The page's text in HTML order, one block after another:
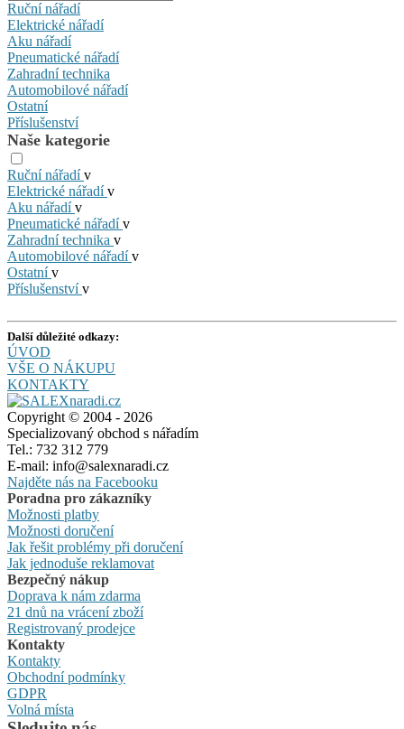
Ruční nářadí
Elektrické nářadí
Aku nářadí
Pneumatické nářadí
Zahradní technika
Automobilové nářadí
Ostatní
Příslušenství
Naše kategorie
Ruční nářadív
Elektrické nářadív
Aku nářadív
Pneumatické nářadív
Zahradní technika v
Automobilové nářadív
Ostatnív
Příslušenstvív
Další důležité odkazy:
ÚVOD
VŠE O NÁKUPU
KONTAKTY
Copyright © 2004 - 2026
Specializovaný obchod s nářadím
Tel.: 732 312 779
E-mail: info@salexnaradi.cz
Najděte nás na Facebooku
Poradna pro zákazníky
Možnosti platby
Možnosti doručení
Jak řešit problémy při doručení
Jak jednoduše reklamovat
Bezpečný nákup
Doprava k nám zdarma
21 dnů na vrácení zboží
Registrovaný prodejce
Kontakty
Kontakty
Obchodní podmínky
GDPR
Volná místa